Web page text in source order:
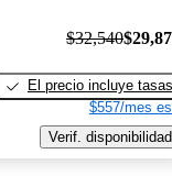
$32,540
El precio incluye tasas
$557/mes
Verif. disponibilidad